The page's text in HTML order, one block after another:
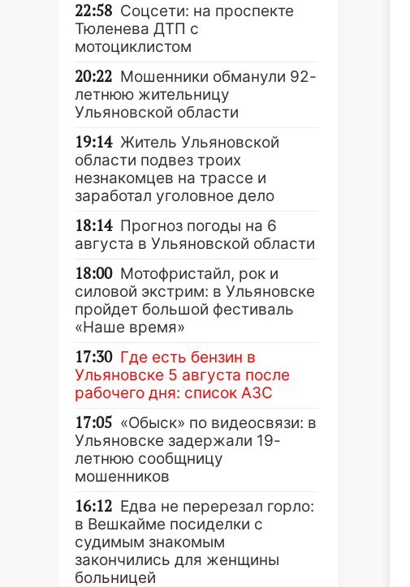
22:58 Соцсети: на проспекте
Тюленева ДТП с
мотоциклистом
20:22 Мошенники обманули 92-
летнюю жительницу
Ульяновской области
19:14 Житель Ульяновской
области подвез троих
незнакомцев на трассе и
заработал уголовное дело
18:14 Прогноз погоды на 6
августа в Ульяновской области
18:00 Мотофристайл, рок и
силовой экстрим: в Ульяновске
пройдет большой фестиваль
«Наше время»
17:30 Где есть бензин в
Ульяновске 5 августа после
рабочего дня: список АЗС
17:05 «Обыск» по видеосвязи: в
Ульяновске задержали 19-
летнюю сообщницу
мошенников
16:12 Едва не перерезал горло:
в Вешкайме посиделки с
судимым знакомым
закончились для женщины
больницей